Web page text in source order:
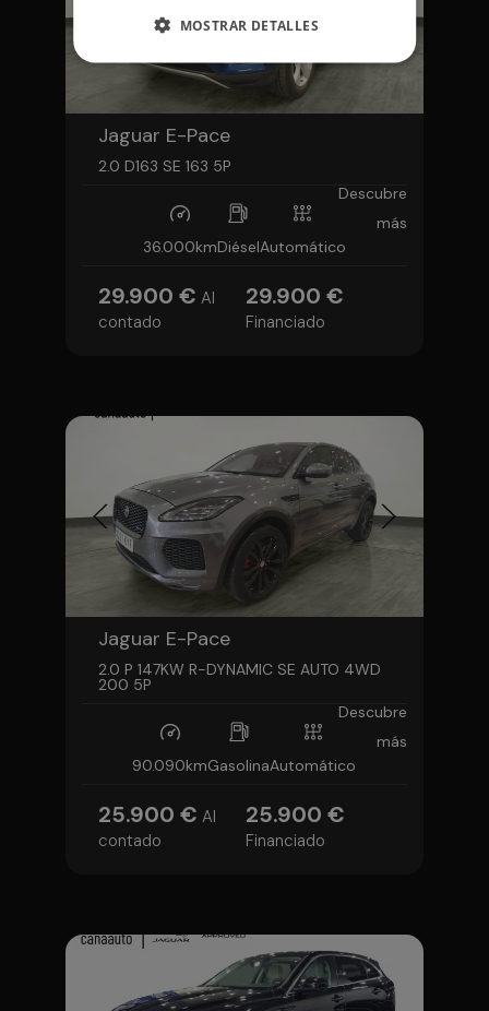
Jaguar E-Pace
2.0 D163 SE 163 5P
36.000kmDiéselAutomático
29.900 € Al
contado
29.900 €
Financiado
Descubre
más
Jaguar E-Pace
2.0 P 147KW R-DYNAMIC SE AUTO 4WD
200 5P
90.090kmGasolinaAutomático
25.900 € Al
contado
25.900 €
Financiado
Descubre
más
MOSTRAR DETALLES